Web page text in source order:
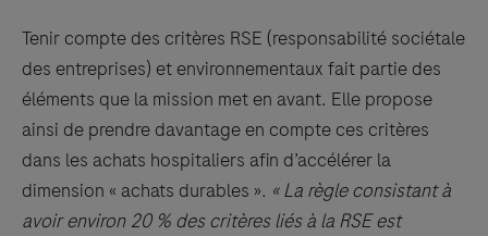
Tenir compte des critères RSE (responsabilité sociétale
des entreprises) et environnementaux fait partie des
éléments que la mission met en avant. Elle propose
ainsi de prendre davantage en compte ces critères
dans les achats hospitaliers afin d’accélérer la
dimension « achats durables ». « La règle consistant à
avoir environ 20 % des critères liés à la RSE est